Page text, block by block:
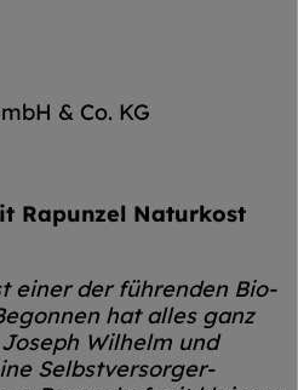
& Co. KG
Rapunzel Naturkost
einer der führenden Bio-
hat alles ganz
Wilhelm und
Selbstversorger-